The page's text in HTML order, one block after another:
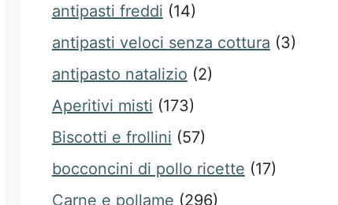
antipasti freddi (14)
antipasti veloci senza cottura (3)
antipasto natalizio (2)
Aperitivi misti (173)
Biscotti e frollini (57)
bocconcini di pollo ricette (17)
Carne e pollame (296)